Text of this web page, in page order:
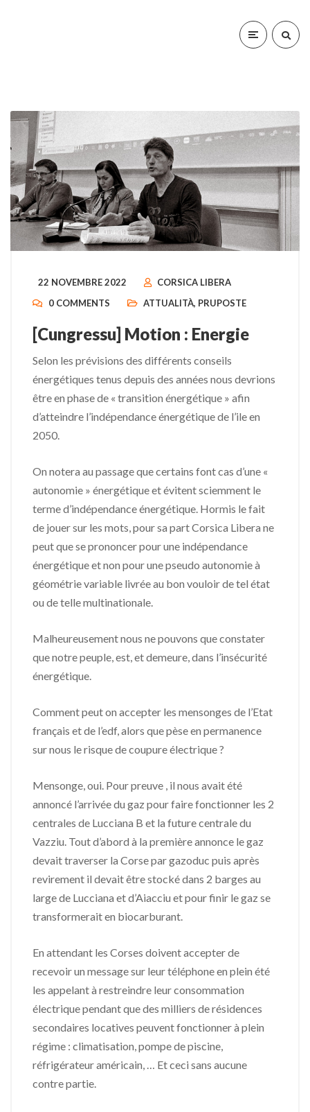
22 NOVEMBRE 2022
CORSICA LIBERA
0 COMMENTS
ATTUALITÀ, PRUPOSTE
[Cungressu] Motion : Energie
Selon les prévisions des différents conseils
énergétiques tenus depuis des années nous devrions
être en phase de « transition énergétique » afin
d’atteindre l’indépendance énergétique de l’ile en
2050.
On notera au passage que certains font cas d’une «
autonomie » énergétique et évitent sciemment le
terme d’indépendance énergétique. Hormis le fait
de jouer sur les mots, pour sa part Corsica Libera ne
peut que se prononcer pour une indépendance
énergétique et non pour une pseudo autonomie à
géométrie variable livrée au bon vouloir de tel état
ou de telle multinationale.
Malheureusement nous ne pouvons que constater
que notre peuple, est, et demeure, dans l’insécurité
énergétique.
Comment peut on accepter les mensonges de l’Etat
français et de l’edf, alors que pèse en permanence
sur nous le risque de coupure électrique ?
Mensonge, oui. Pour preuve , il nous avait été
annoncé l’arrivée du gaz pour faire fonctionner les 2
centrales de Lucciana B et la future centrale du
Vazziu. Tout d’abord à la première annonce le gaz
devait traverser la Corse par gazoduc puis après
revirement il devait être stocké dans 2 barges au
large de Lucciana et d’Aiacciu et pour finir le gaz se
transformerait en biocarburant.
En attendant les Corses doivent accepter de
recevoir un message sur leur téléphone en plein été
les appelant à restreindre leur consommation
électrique pendant que des milliers de résidences
secondaires locatives peuvent fonctionner à plein
régime : climatisation, pompe de piscine,
réfrigérateur américain, … Et ceci sans aucune
contre partie.